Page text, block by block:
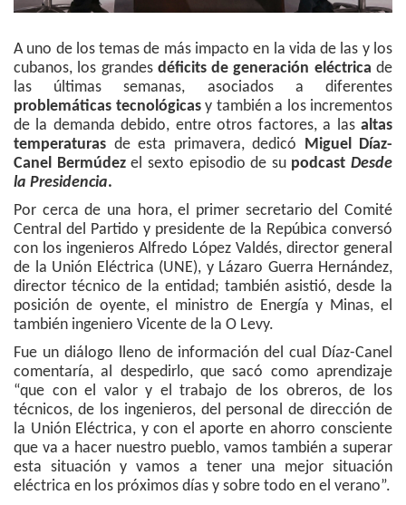
A uno de los temas de más impacto en la vida de las y los
cubanos, los grandes déficits de generación eléctricade
las últimas semanas, asociados a diferentes
problemáticas tecnológicasy también a los incrementos
de la demanda debido, entre otros factores, a lasaltas
temperaturas de esta primavera, dedicó Miguel Díaz-
Canel Bermúdezel sexto episodio de su podcast Desde
la Presidencia.
Por cerca de una hora, el primer secretario del Comité
Central del Partido y presidente de la Repúbica conversó
con los ingenieros Alfredo López Valdés, director general
de la Unión Eléctrica (UNE), y Lázaro Guerra Hernández,
director técnico de la entidad; también asistió, desde la
posición de oyente, el ministro de Energía y Minas, el
también ingeniero Vicente de la O Levy.
Fue un diálogo lleno de información del cual Díaz-Canel
comentaría, al despedirlo, que sacó como aprendizaje
“que con el valor y el trabajo de los obreros, de los
técnicos, de los ingenieros, del personal de dirección de
la Unión Eléctrica, y con el aporte en ahorro consciente
que va a hacer nuestro pueblo, vamos también a superar
esta situación y vamos a tener una mejor situación
eléctrica en los próximos días y sobre todo en el verano”.